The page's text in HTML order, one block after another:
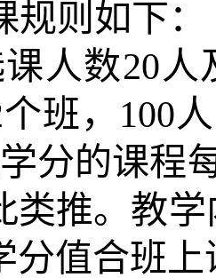
规则如下：
人数20人
班，100
分的课程
类推。教
分值合班上